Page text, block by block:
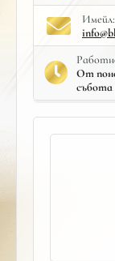
Имейл:
От
събота